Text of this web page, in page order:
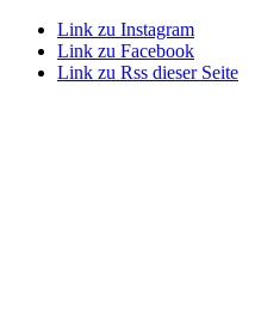
Link zu Instagram
Link zu Facebook
Link zu Rss dieser Seite